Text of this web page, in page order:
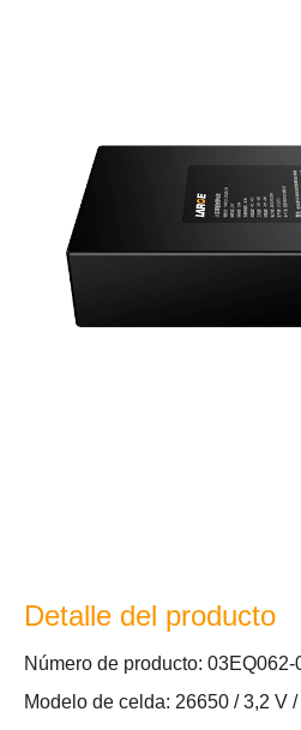
Detalle del producto
Número de producto: 03EQ062-
Modelo de celda: 26650 / 3,2 V